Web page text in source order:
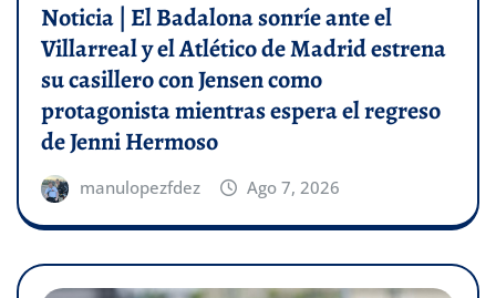
Noticia | El Badalona sonríe ante el
Villarreal y el Atlético de Madrid estrena
su casillero con Jensen como
protagonista mientras espera el regreso
de Jenni Hermoso
manulopezfdez Ago 7, 2026